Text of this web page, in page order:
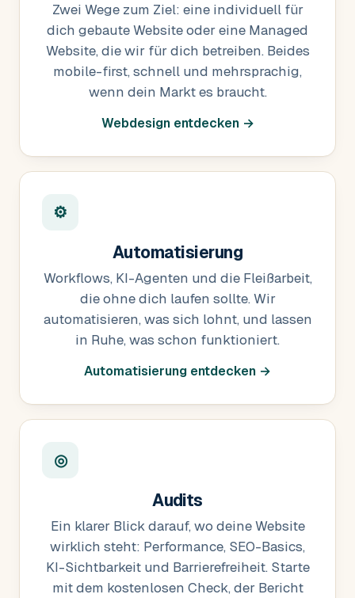
Zwei Wege zum Ziel: eine individuell für
dich gebaute Website oder eine Managed
Website, die wir für dich betreiben. Beides
mobile-first, schnell und mehrsprachig,
wenn dein Markt es braucht.
Webdesign entdecken →
⚙
Automatisierung
Workflows, KI-Agenten und die Fleißarbeit,
die ohne dich laufen sollte. Wir
automatisieren, was sich lohnt, und lassen
in Ruhe, was schon funktioniert.
Automatisierung entdecken →
◎
Audits
Ein klarer Blick darauf, wo deine Website
wirklich steht: Performance, SEO-Basics,
KI-Sichtbarkeit und Barrierefreiheit. Starte
mit dem kostenlosen Check, der Bericht